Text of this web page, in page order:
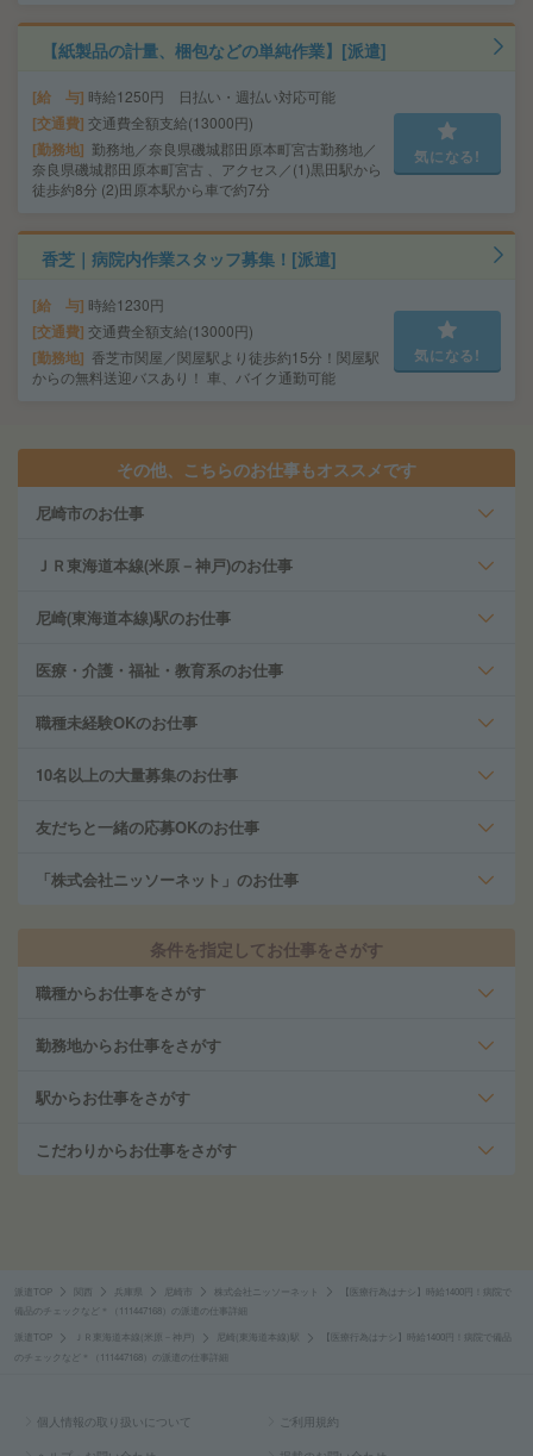
【紙製品の計量、梱包などの単純作業】[派遣]
給 与 時給1250円 日払い・週払い対応可能
交通費 交通費全額支給(13000円)
勤務地 勤務地／奈良県磯城郡田原本町宮古勤務地／
奈良県磯城郡田原本町宮古 、アクセス／(1)黒田駅から
徒歩約8分 (2)田原本駅から車で約7分
気になる!
香芝｜病院内作業スタッフ募集！[派遣]
給 与 時給1230円
交通費 交通費全額支給(13000円)
勤務地 香芝市関屋／関屋駅より徒歩約15分！関屋駅
からの無料送迎バスあり！ 車、バイク通勤可能
気になる!
その他、こちらのお仕事もオススメです
尼崎市のお仕事
ＪＲ東海道本線(米原－神戸)のお仕事
尼崎(東海道本線)駅のお仕事
医療・介護・福祉・教育系のお仕事
職種未経験OKのお仕事
10名以上の大量募集のお仕事
友だちと一緒の応募OKのお仕事
「株式会社ニッソーネット」のお仕事
条件を指定してお仕事をさがす
職種からお仕事をさがす
勤務地からお仕事をさがす
駅からお仕事をさがす
こだわりからお仕事をさがす
派遣TOP 関西 兵庫県 尼崎市 株式会社ニッソーネット
【医療行為はナシ】時給1400円！病院で
備品のチェックなど＊（111447168）の派遣の仕事詳細
派遣TOP ＪＲ東海道本線(米原－神戸) 尼崎(東海道本線)駅
【医療行為はナシ】時給1400円！病院で備品
のチェックなど＊（111447168）の派遣の仕事詳細
個人情報の取り扱いについて ご利用規約